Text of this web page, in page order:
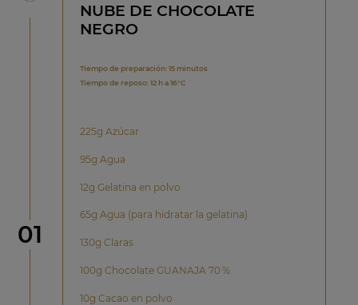
Paso
01
NUBE DE CHOCOLATE
NEGRO
Tiempo de preparación: 15 minutos
Tiempo de reposo: 12 h a 16°C
225g Azúcar
95g Agua
12g Gelatina en polvo
65g Agua (para hidratar la gelatina)
130g Claras
100g Chocolate GUANAJA 70 %
10g Cacao en polvo